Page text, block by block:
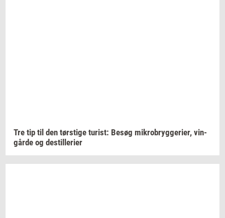
Tre tip til den tørsti­ge turist: Besøg mi­kro­bryg­ge­ri­er, vin­
går­de og destil­le­ri­er